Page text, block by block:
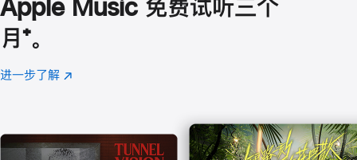
Apple Music 免费试听三个
月 脚
注
⁺。
进一步了解 Apple
(在
口
中